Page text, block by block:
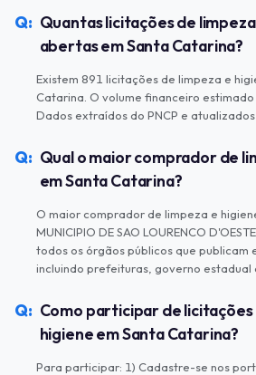
Quantas licitações de
abertas em Santa Catarina?
Existem 891 licitações de limpeza e
Catarina. O volume financeiro estimado
Dados extraídos do PNCP e
Qual o maior comprador de
em Santa Catarina?
O maior comprador de limpeza e
MUNICIPIO DE SAO LOURENCO
todos os órgãos públicos que publicam
incluindo prefeituras, governo estadual
Como participar de licitações
higiene em Santa Catarina?
Para participar: 1) Cadastre-se nos